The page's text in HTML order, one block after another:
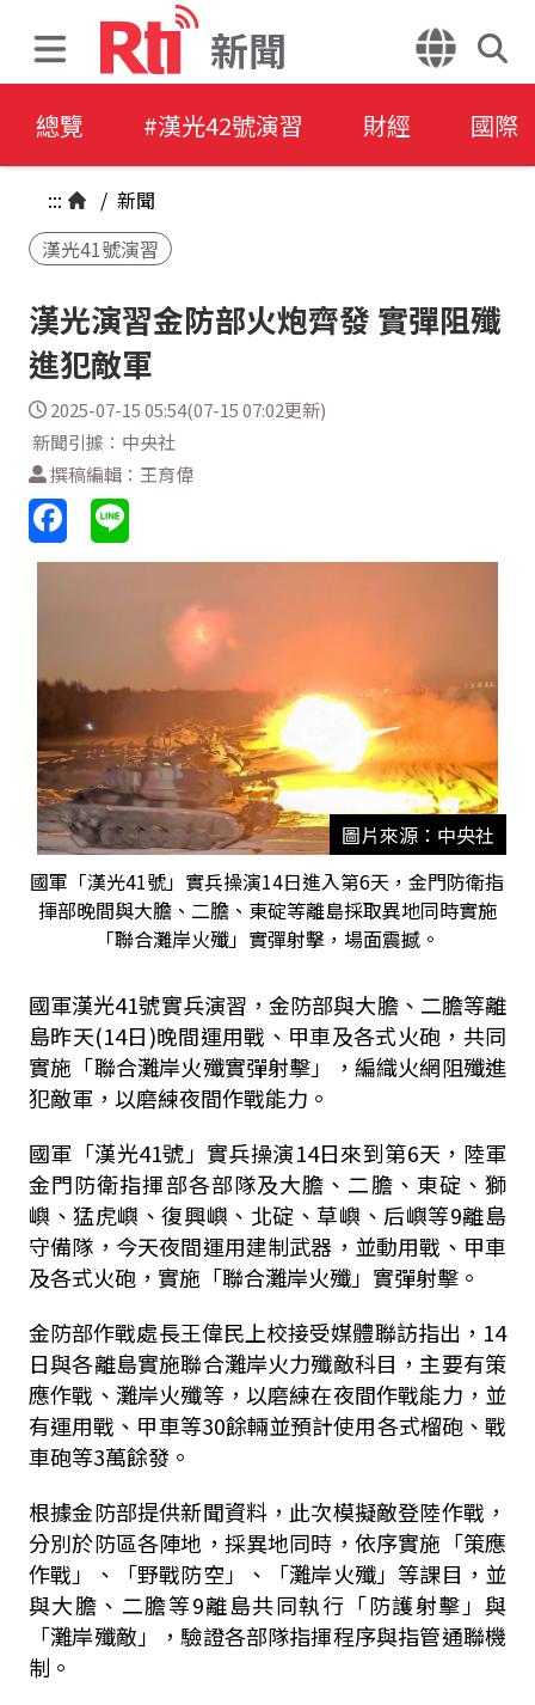
新聞
總覽 #漢光42號演習 財經 國際
::: / 新聞
漢光41號演習
漢光演習金防部火炮齊發 實彈阻殲
進犯敵軍
2025-07-15 05:54(07-15 07:02更新)
新聞引據：中央社
撰稿編輯：王育偉
圖片來源：中央社
國軍「漢光41號」實兵操演14日進入第6天，金門防衛指
揮部晚間與大膽、二膽、東碇等離島採取異地同時實施
「聯合灘岸火殲」實彈射擊，場面震撼。
國軍漢光41號實兵演習，金防部與大膽、二膽等離
島昨天(14日)晚間運用戰、甲車及各式火砲，共同
實施「聯合灘岸火殲實彈射擊」，編織火網阻殲進
犯敵軍，以磨練夜間作戰能力。
國軍「漢光41號」實兵操演14日來到第6天，陸軍
金門防衛指揮部各部隊及大膽、二膽、東碇、獅
嶼、猛虎嶼、復興嶼、北碇、草嶼、后嶼等9離島
守備隊，今天夜間運用建制武器，並動用戰、甲車
及各式火砲，實施「聯合灘岸火殲」實彈射擊。
金防部作戰處長王偉民上校接受媒體聯訪指出，14
日與各離島實施聯合灘岸火力殲敵科目，主要有策
應作戰、灘岸火殲等，以磨練在夜間作戰能力，並
有運用戰、甲車等30餘輛並預計使用各式榴砲、戰
車砲等3萬餘發。
根據金防部提供新聞資料，此次模擬敵登陸作戰，
分別於防區各陣地，採異地同時，依序實施「策應
作戰」、「野戰防空」、「灘岸火殲」等課目，並
與大膽、二膽等9離島共同執行「防護射擊」與
「灘岸殲敵」，驗證各部隊指揮程序與指管通聯機
制。